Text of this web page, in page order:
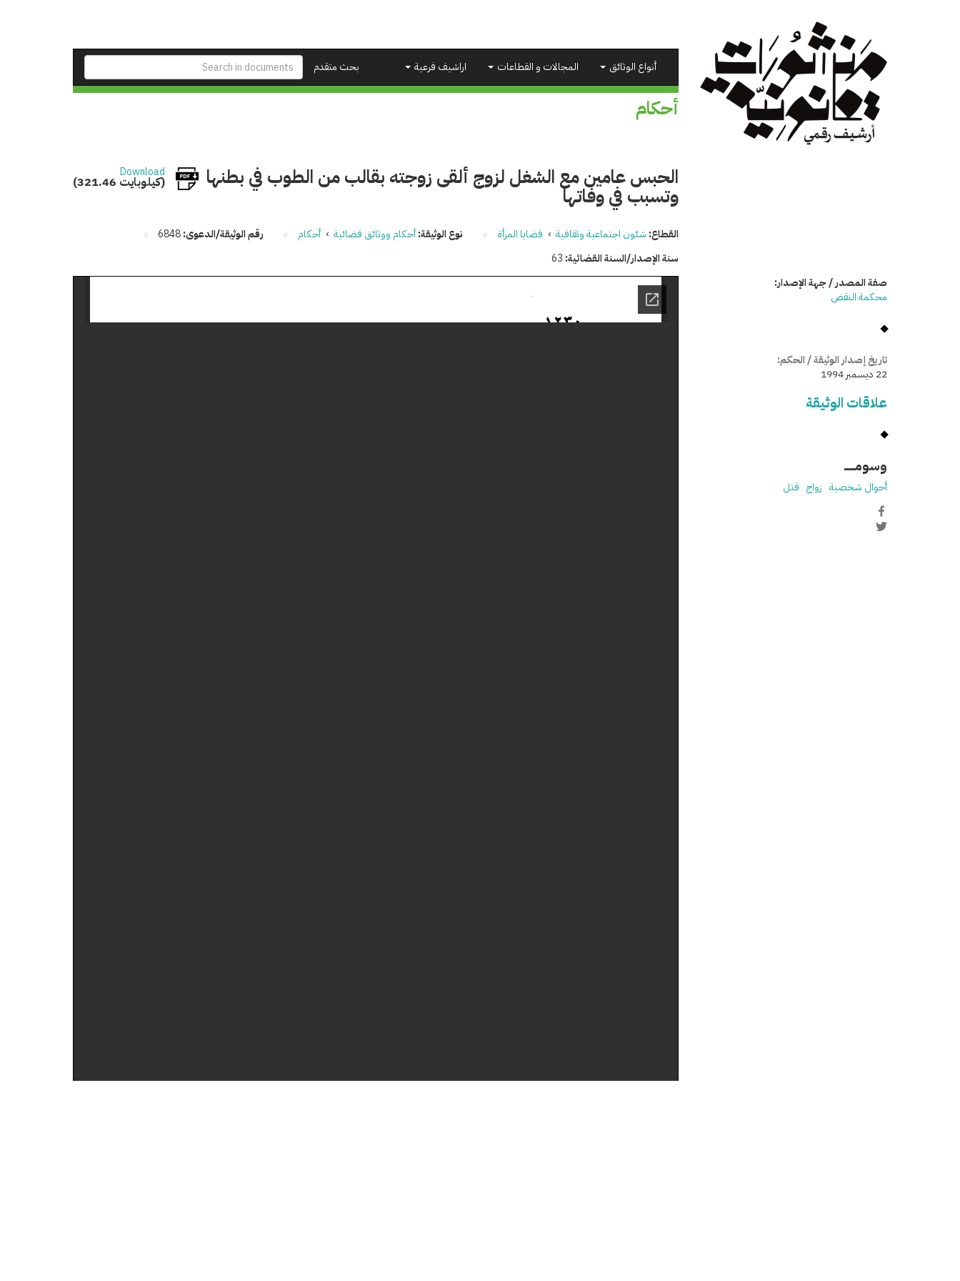
بحث متقدم
أنواع الوثائق المجالات و القطاعات اراشيف فرعية
أحكام
الحبس عامين مع الشغل لزوج ألقى زوجته بقالب من الطوب في بطنها
وتسبب في وفاتها
Download
(321.46 كيلوبايت)
القطاع: شئون اجتماعية وثقافية › قضايا المرأة نوع الوثيقة:أحكام ووثائق قضائية › أحكام رقم الوثيقة/الدعوى:6848
سنة الإصدار/السنة القضائية: 63
صفة المصدر / جهة الإصدار:
محكمة النقض
تاريخ إصدار الوثيقة / الحكم:
22 ديسمبر 1994
علاقات الوثيقة
وسومـــــ
أحوال شخصية زواج قتل